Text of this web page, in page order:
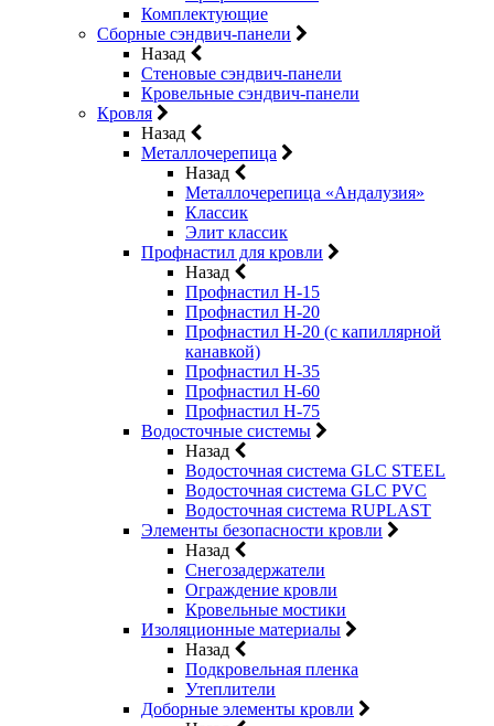
Комплектующие
Сборные сэндвич-панели
Назад
Стеновые сэндвич-панели
Кровельные сэндвич-панели
Кровля
Назад
Металлочерепица
Назад
Металлочерепица «Андалузия»
Классик
Элит классик
Профнастил для кровли
Назад
Профнастил Н-15
Профнастил Н-20
Профнастил Н-20 (с капиллярной
канавкой)
Профнастил Н-35
Профнастил Н-60
Профнастил Н-75
Водосточные системы
Назад
Водосточная система GLC STEEL
Водосточная система GLC PVC
Водосточная система RUPLAST
Элементы безопасности кровли
Назад
Снегозадержатели
Ограждение кровли
Кровельные мостики
Изоляционные материалы
Назад
Подкровельная пленка
Утеплители
Доборные элементы кровли